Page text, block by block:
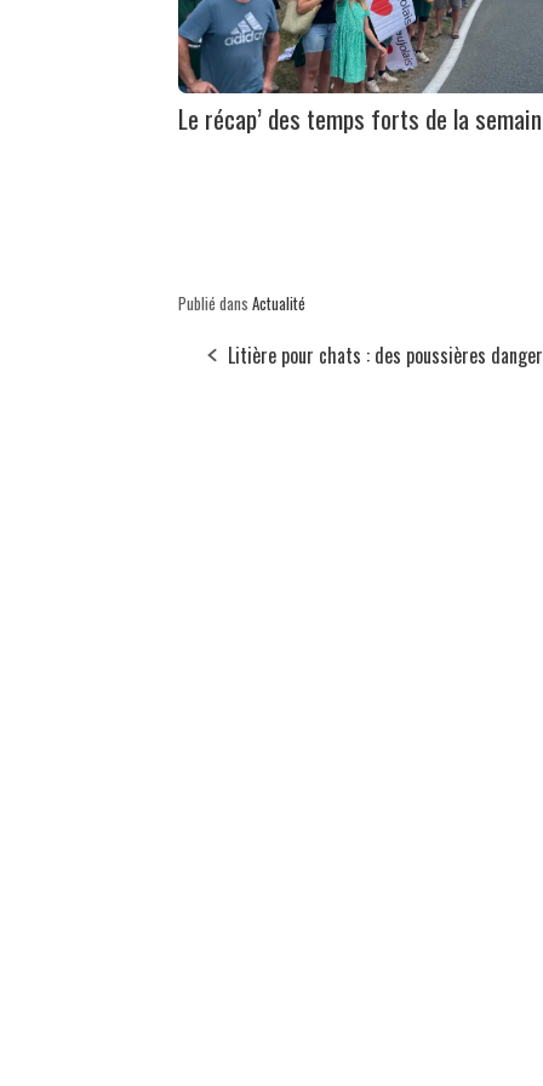
Le récap’ des temps forts de la
Publié dans Actualité
Litière pour chats : des poussières